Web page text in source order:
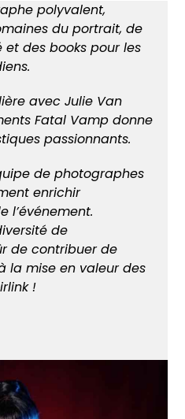
polyvalent,
du portrait, de
des books pour les
avec Julie Van
Fatal Vamp donne
passionnants.
de photographes
enrichir
l’événement.
de
de contribuer de
la mise en valeur des
!